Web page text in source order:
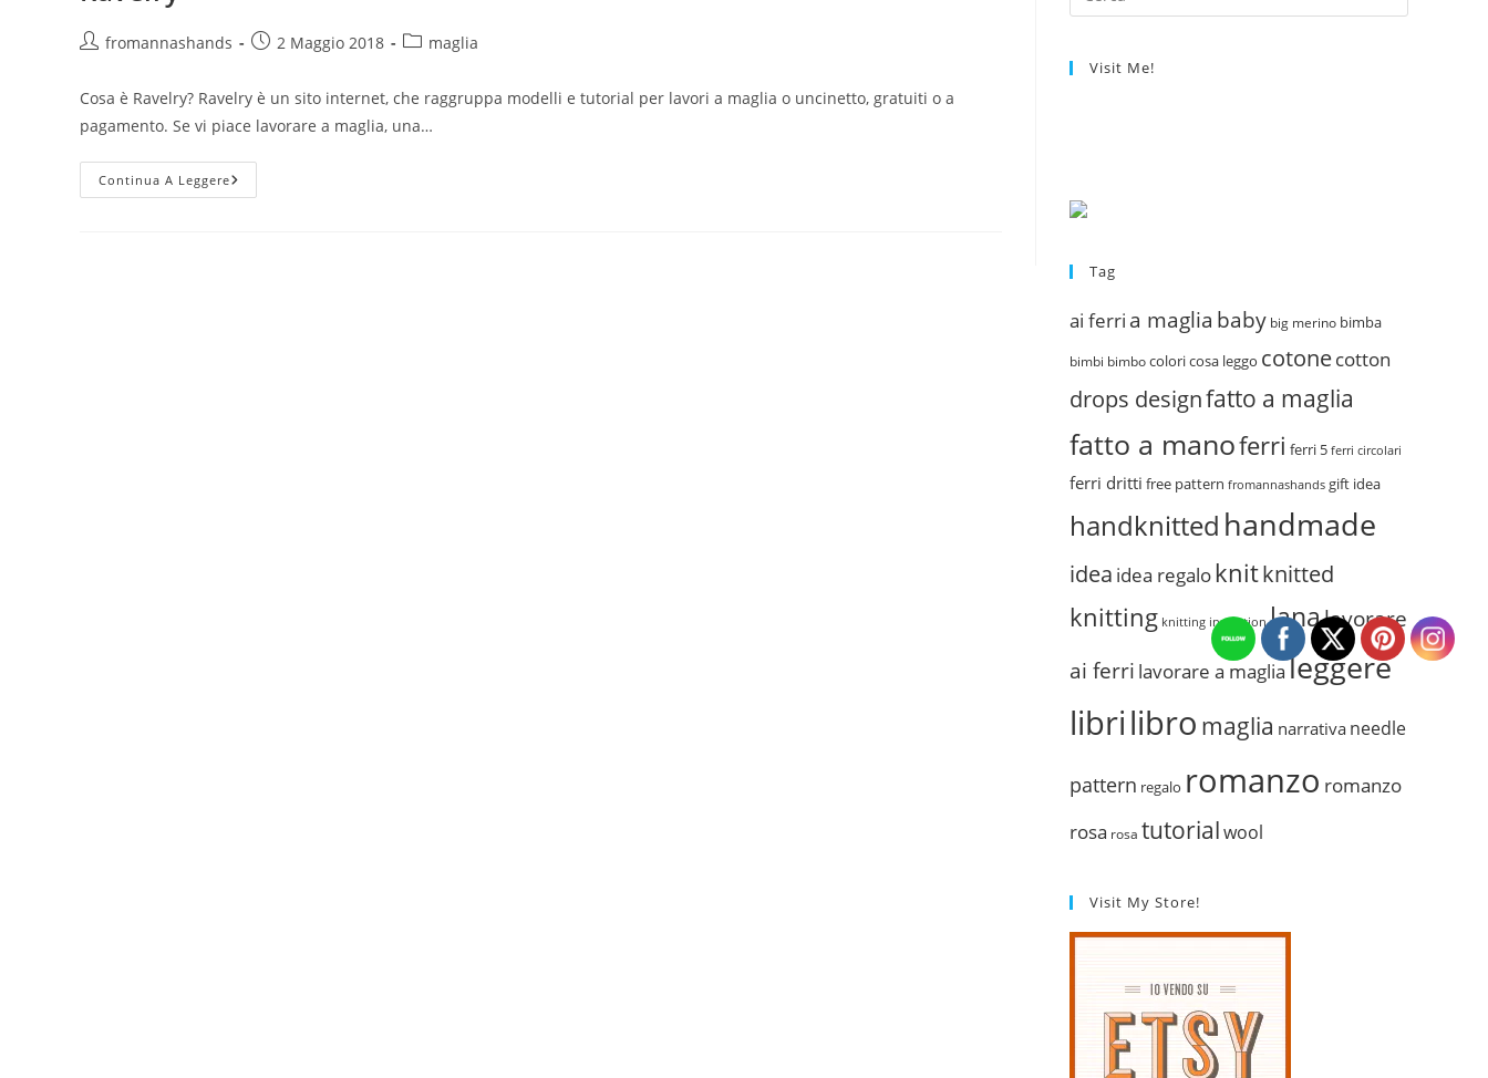
Autorefromannashands
Articolo2 Maggio 2018
Categoria
maglia
Cosa è Ravelry? Ravelry è un sito internet, che raggruppa modelli e tutorial per lavori a maglia o uncinetto, gratuiti o a
pagamento. Se vi piace lavorare a maglia, una…
Continua A LeggereRavelry
Visit Me!
Tag
ai ferri a maglia baby big merino bimba
bimbi bimbocoloricosa leggo cotonecotton
drops designfatto a maglia
fatto a manoferri ferri 5 ferri circolari
ferri dritti free pattern fromannashands gift idea
handknitted handmade
idea idea regalo knitknitted
knitting knitting inspiation lanalavorare
ai ferri lavorare a maglialeggere
librilibro maglia narrativa needle
pattern regalo romanzo romanzo
rosa rosa tutorialwool
Visit My Store!